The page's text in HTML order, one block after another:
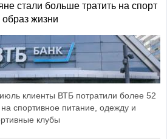
стали больше тратить на спорт
жизни
клиенты ВТБ потратили более 52
спортивное питание, одежду и
клубы